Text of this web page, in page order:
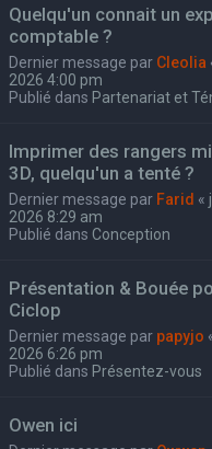
Quelqu'un connait un
comptable ?
Dernier message par Cleolia
2026 4:00 pm
Publié dans Partenariat et
Imprimer des rangers
3D, quelqu'un a tenté ?
Dernier message par Farid «
2026 8:29 am
Publié dans Conception
Présentation & Bouée
Ciclop
Dernier message par papyjo
2026 6:26 pm
Publié dans Présentez-vous
Owen ici